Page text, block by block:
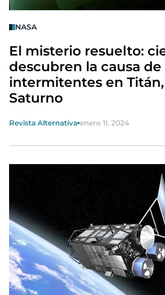
NASA
El misterio resuelto:
descubren la causa de
intermitentes en
Saturno
Revista Alternativa enero 11, 2024